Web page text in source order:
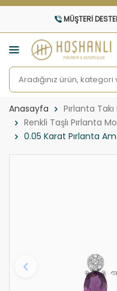
MÜŞTERI
Anasayfa
Pırlanta
Renkli Taşlı Pırlanta
0.05 Karat Pırlanta